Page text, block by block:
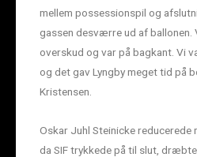
mellem possessionspil og
gassen desværre ud af ballonen.
overskud og var på bagkant. Vi
og det gav Lyngby meget tid på
Kristensen.
Oskar Juhl Steinicke reducerede
da SIF trykkede på til slut, dræbte